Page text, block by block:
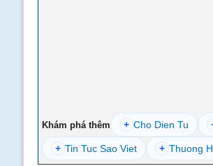
Khám phá thêm + Cho Dien Tu
+ Tin Tuc Sao Viet + Thuong